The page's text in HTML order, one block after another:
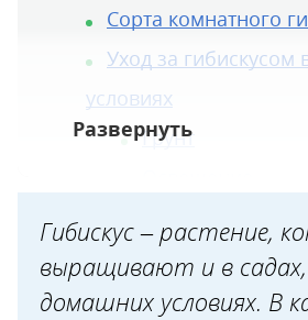
Сорта комнатного
Уход за
условиях
Грунт
Полив
Подкормки
Гибискус – растение,
выращивают и в
домашних условиях. В